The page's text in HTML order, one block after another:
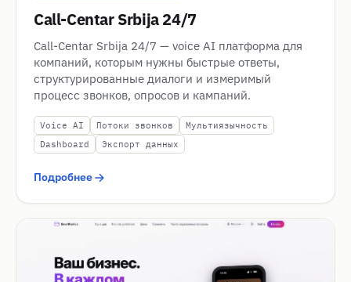
Call-Centar Srbija 24/7
Call-Centar Srbija 24/7 — voice AI платформа для
компаний, которым нужны быстрые ответы,
структурированные диалоги и измеримый
процесс звонков, опросов и кампаний.
Voice AI Потоки звонков
Мультиязычность
Dashboard
Экспорт данных
Подробнее